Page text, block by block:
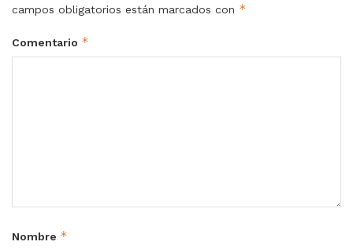
campos obligatorios están marcados con *
Comentario *
Nombre *